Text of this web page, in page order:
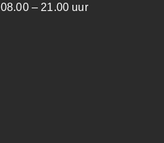
08.00 – 21.00 uur